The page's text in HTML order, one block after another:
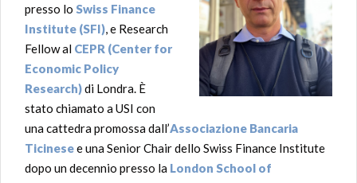
presso lo Swiss Finance
Institute (SFI) , e Research
Fellow al CEPR (Center for
Economic Policy
Research)di Londra. È
stato chiamato a USI con
una cattedra promossa dall’Associazione Bancaria
Ticinesee unaSenior Chair dello Swiss Finance Institute
dopo un decennio presso la London School of